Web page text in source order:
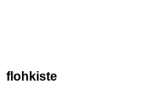
flohkiste